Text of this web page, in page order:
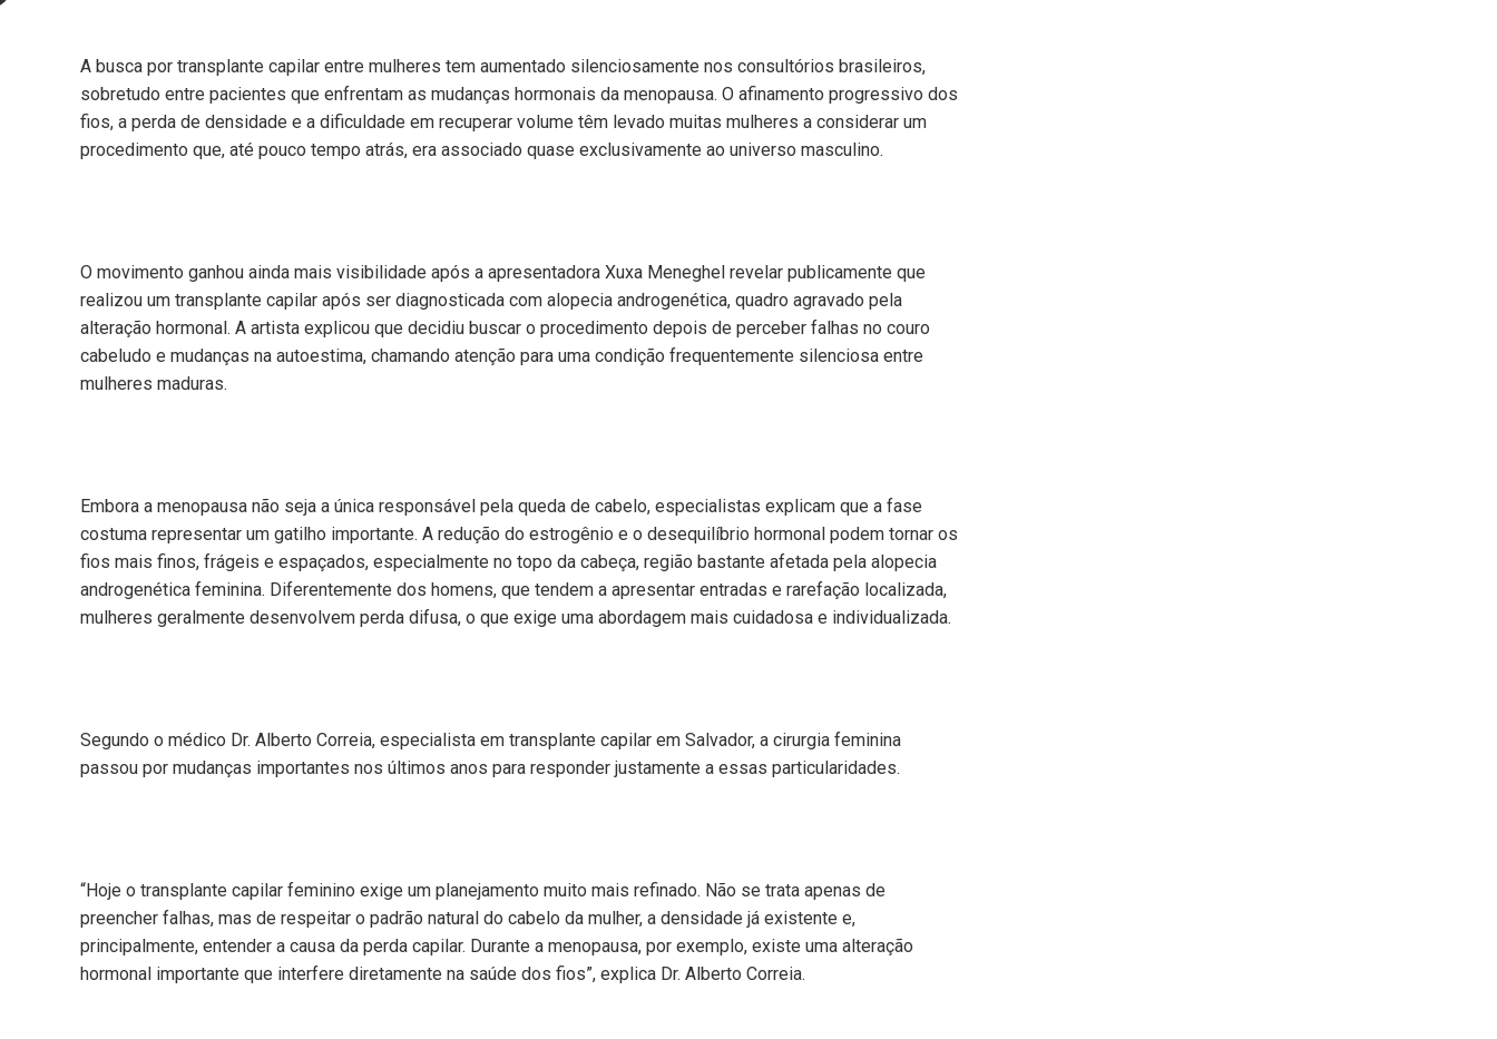
A busca por transplante capilar entre mulheres tem aumentado silenciosamente nos consultórios brasileiros,
sobretudo entre pacientes que enfrentam as mudanças hormonais da menopausa. O afinamento progressivo dos
fios, a perda de densidade e a dificuldade em recuperar volume têm levado muitas mulheres a considerar um
procedimento que, até pouco tempo atrás, era associado quase exclusivamente ao universo masculino.
O movimento ganhou ainda mais visibilidade após a apresentadora Xuxa Meneghel revelar publicamente que
realizou um transplante capilar após ser diagnosticada com alopecia androgenética, quadro agravado pela
alteração hormonal. A artista explicou que decidiu buscar o procedimento depois de perceber falhas no couro
cabeludo e mudanças na autoestima, chamando atenção para uma condição frequentemente silenciosa entre
mulheres maduras.
Embora a menopausa não seja a única responsável pela queda de cabelo, especialistas explicam que a fase
costuma representar um gatilho importante. A redução do estrogênio e o desequilíbrio hormonal podem tornar os
fios mais finos, frágeis e espaçados, especialmente no topo da cabeça, região bastante afetada pela alopecia
androgenética feminina. Diferentemente dos homens, que tendem a apresentar entradas e rarefação localizada,
mulheres geralmente desenvolvem perda difusa, o que exige uma abordagem mais cuidadosa e individualizada.
Segundo o médico Dr. Alberto Correia, especialista em transplante capilar em Salvador, a cirurgia feminina
passou por mudanças importantes nos últimos anos para responder justamente a essas particularidades.
“Hoje o transplante capilar feminino exige um planejamento muito mais refinado. Não se trata apenas de
preencher falhas, mas de respeitar o padrão natural do cabelo da mulher, a densidade já existente e,
principalmente, entender a causa da perda capilar. Durante a menopausa, por exemplo, existe uma alteração
hormonal importante que interfere diretamente na saúde dos fios”, explica Dr. Alberto Correia.